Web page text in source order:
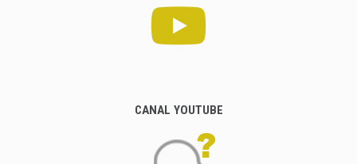
CANAL YOUTUBE